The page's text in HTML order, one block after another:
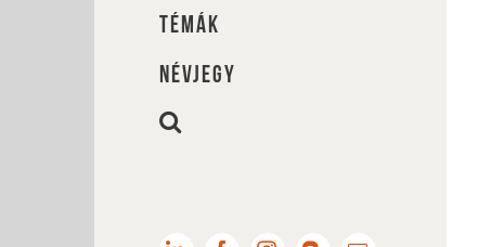
TÉMÁK
NÉVJEGY